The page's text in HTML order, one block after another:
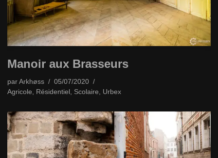
Manoir aux Brasseurs
par Arkhøss
05/07/2020
Agricole
Résidentiel Scolaire Urbex